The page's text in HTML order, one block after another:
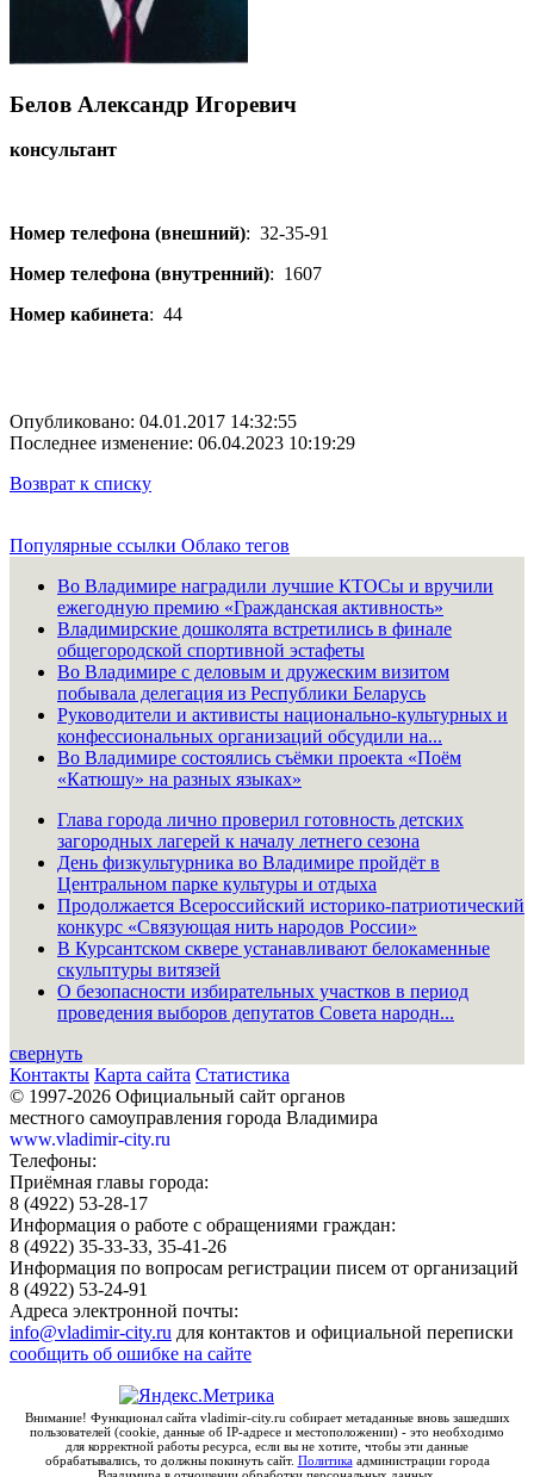
Белов Александр Игоревич
консультант
Номер телефона (внешний): 32-35-91
Номер телефона (внутренний): 1607
Номер кабинета: 44
Опубликовано: 04.01.2017 14:32:55
Последнее изменение: 06.04.2023 10:19:29
Возврат к списку
Популярные ссылки Облако тегов
Во Владимире наградили лучшие КТОСы и вручили
ежегодную премию «Гражданская активность»
Владимирские дошколята встретились в финале
общегородской спортивной эстафеты
Во Владимире с деловым и дружеским визитом
побывала делегация из Республики Беларусь
Руководители и активисты национально-культурных и
конфессиональных организаций обсудили на...
Во Владимире состоялись съёмки проекта «Поём
«Катюшу» на разных языках»
Глава города лично проверил готовность детских
загородных лагерей к началу летнего сезона
День физкультурника во Владимире пройдёт в
Центральном парке культуры и отдыха
Продолжается Всероссийский историко-патриотический
конкурс «Связующая нить народов России»
В Курсантском сквере устанавливают белокаменные
скульптуры витязей
О безопасности избирательных участков в период
проведения выборов депутатов Совета народн...
свернуть
Контакты Карта сайта Статистика
© 1997-2026 Официальный сайт органов
местного самоуправления города Владимира
www.vladimir-city.ru
Телефоны:
Приёмная главы города:
8 (4922) 53-28-17
Информация о работе с обращениями граждан:
8 (4922) 35-33-33, 35-41-26
Информация по вопросам регистрации писем от организаций
8 (4922) 53-24-91
Адреса электронной почты:
info@vladimir-city.ru для контактов и официальной переписки
сообщить об ошибке на сайте
Внимание! Функционал сайта vladimir-city.ru собирает метаданные вновь зашедших
пользователей (cookie, данные об IP-адресе и местоположении) - это необходимо
для корректной работы ресурса, если вы не хотите, чтобы эти данные
обрабатывались, то должны покинуть сайт. Политикаадминистрации города